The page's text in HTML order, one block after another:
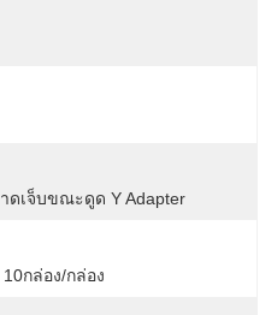
ดเจ็บขณะดูด Y Adapter
10กล่อง/กล่อง